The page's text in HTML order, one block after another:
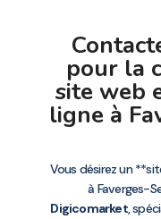
pour la
site web
ligne à
Vous désirez un
à Faverges-
Digicomarket,